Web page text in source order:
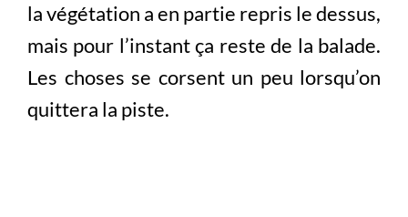
la végétation a en partie repris le dessus,
mais pour l’instant ça reste de la balade.
Les choses se corsent un peu lorsqu’on
quittera la piste.